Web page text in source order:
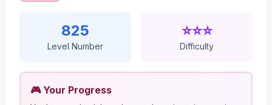
825
Level Number
⭐⭐⭐
Difficulty
🎮 Your Progress